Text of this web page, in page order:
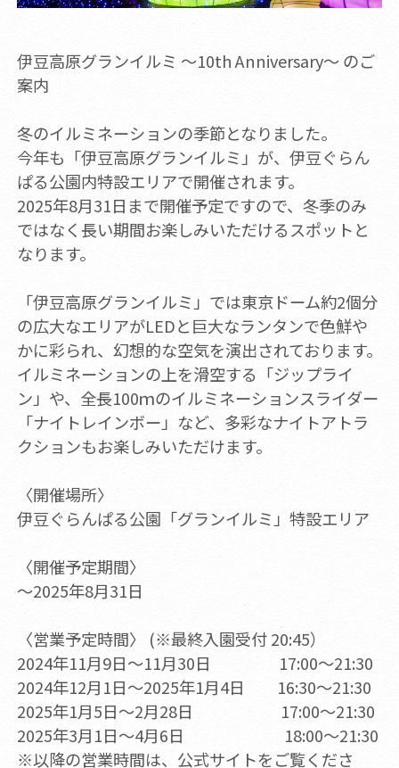
伊豆高原グランイルミ ～10th Anniversary～ のご
案内
冬のイルミネーションの季節となりました。
今年も「伊豆高原グランイルミ」が、伊豆ぐらん
ぱる公園内特設エリアで開催されます。
2025年8月31日まで開催予定ですので、冬季のみ
ではなく長い期間お楽しみいただけるスポットと
なります。
「伊豆高原グランイルミ」では東京ドーム約2個分
の広大なエリアがLEDと巨大なランタンで色鮮や
かに彩られ、幻想的な空気を演出されております。
イルミネーションの上を滑空する「ジップライ
ン」や、全長100ｍのイルミネーションスライダー
「ナイトレインボー」など、多彩なナイトアトラ
クションもお楽しみいただけます。
〈開催場所〉
伊豆ぐらんぱる公園「グランイルミ」特設エリア
〈開催予定期間〉
～2025年8月31日
〈営業予定時間〉 (※最終入園受付 20:45）
2024年11月9日～11月30日 17:00～21:30
2024年12月1日～2025年1月4日 16:30～21:30
2025年1月5日～2月28日 17:00～21:30
2025年3月1日～4月6日 18:00～21:30
※以降の営業時間は、公式サイトをご覧くださ